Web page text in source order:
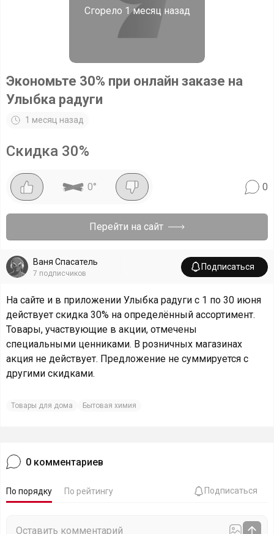
Сгорело 1 месяц назад
Экономьте 30% при онлайн заказе на
Улыбка радуги
1 месяц назад
Скидка 30%
0° 0
Перейти на сайт
Ваня Спасатель
7 подписчиков
Подписаться
На сайте и в приложении Улыбка радуги с 1 по 30 июня
действует скидка 30% на определённый ассортимент.
Товары, участвующие в акции, отмечены
специальными ценниками. В розничных магазинах
акция не действует. Предложение не суммируется с
другими скидками.
Товары для дома Бытовая химия
0 комментариев
По порядку По рейтингу Подписаться